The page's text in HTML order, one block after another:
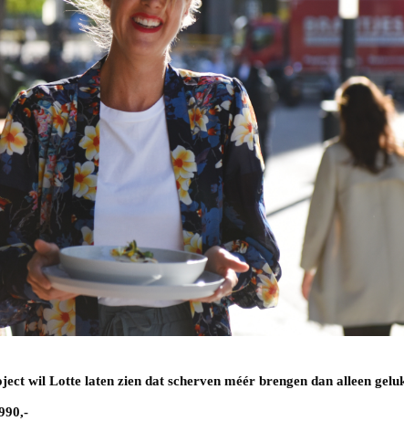
wil Lotte laten zien dat scherven méér brengen dan alleen